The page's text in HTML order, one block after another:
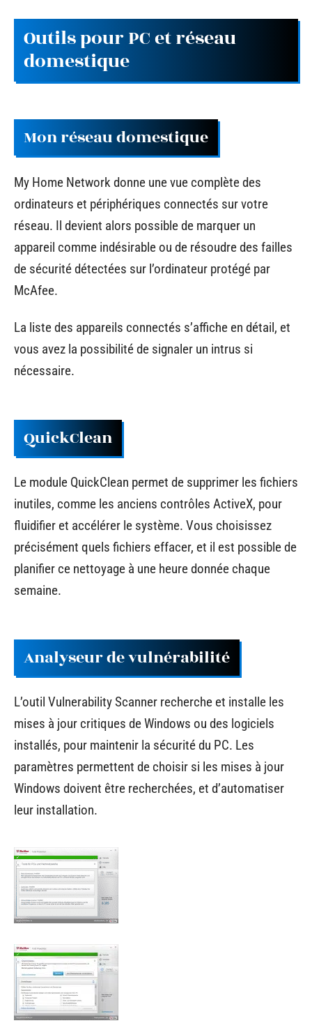
Outils pour PC et réseau
domestique
Mon réseau domestique
My Home Network donne une vue complète des
ordinateurs et périphériques connectés sur votre
réseau. Il devient alors possible de marquer un
appareil comme indésirable ou de résoudre des failles
de sécurité détectées sur l’ordinateur protégé par
McAfee.
La liste des appareils connectés s’affiche en détail, et
vous avez la possibilité de signaler un intrus si
nécessaire.
QuickClean
Le module QuickClean permet de supprimer les fichiers
inutiles, comme les anciens contrôles ActiveX, pour
fluidifier et accélérer le système. Vous choisissez
précisément quels fichiers effacer, et il est possible de
planifier ce nettoyage à une heure donnée chaque
semaine.
Analyseur de vulnérabilité
L’outil Vulnerability Scanner recherche et installe les
mises à jour critiques de Windows ou des logiciels
installés, pour maintenir la sécurité du PC. Les
paramètres permettent de choisir si les mises à jour
Windows doivent être recherchées, et d’automatiser
leur installation.